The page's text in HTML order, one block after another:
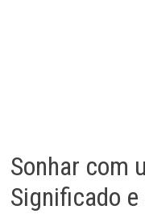
Sonhar com
Significado